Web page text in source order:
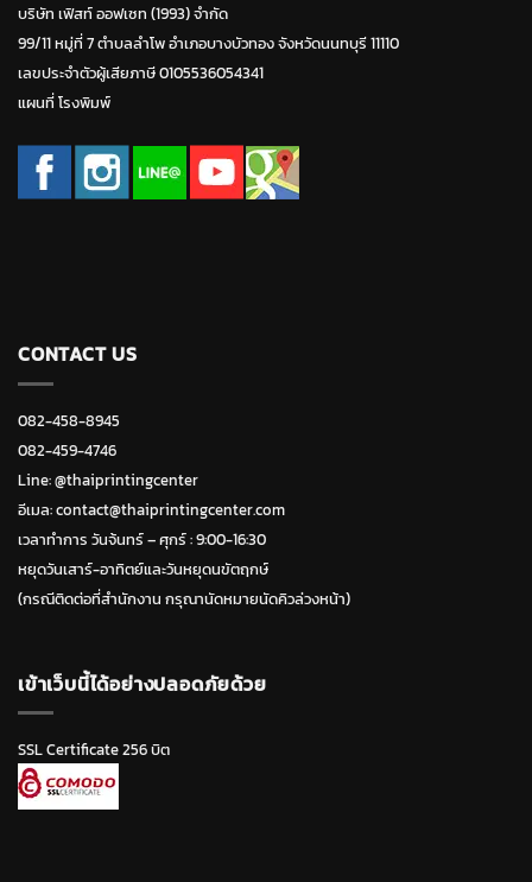
บริษัท เฟิสท์ ออฟเซท (1993) จำกัด
99/11 หมู่ที่ 7 ตำบลลำโพ อำเภอบางบัวทอง จังหวัดนนทบุรี 11110
เลขประจำตัวผู้เสียภาษี 0105536054341
แผนที่ โรงพิมพ์
CONTACT US
082-458-8945
082-459-4746
Line:@thaiprintingcenter
อีเมล: contact@thaiprintingcenter.com
เวลาทำการ วันจ้นทร์ – ศุกร์ : 9:00-16:30
หยุดวันเสาร์-อาทิตย์และวันหยุดนขัตฤกษ์
(กรณีติดต่อที่สำนักงาน กรุณานัดหมายนัดคิวล่วงหน้า)
เข้าเว็บนี้ได้อย่างปลอดภัยด้วย
SSL Certificate 256 บิต